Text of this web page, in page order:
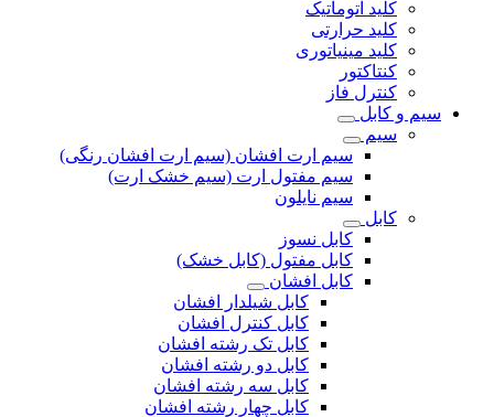
کلید اتوماتیک
کلید حرارتی
کلید مینیاتوری
کنتاکتور
کنترل فاز
سیم و کابل
سیم
سیم ارت افشان (سیم ارت افشان رنگی)
سیم مفتول ارت (سیم خشک ارت)
سیم نایلون
کابل
کابل نسوز
کابل مفتول (کابل خشک)
کابل افشان
کابل شیلدار افشان
کابل کنترل افشان
کابل تک رشته افشان
کابل دو رشته افشان
کابل سه رشته افشان
کابل چهار رشته افشان